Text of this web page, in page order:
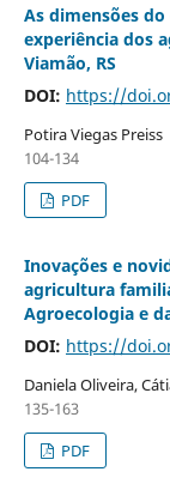
As dimensões
experiência dos
Viamão, RS
DOI: https://
Potira Viegas Preiss
104-134
PDF
Inovações e
agricultura
Agroecologia e
DOI: https://
Daniela Oliveira,
135-163
PDF